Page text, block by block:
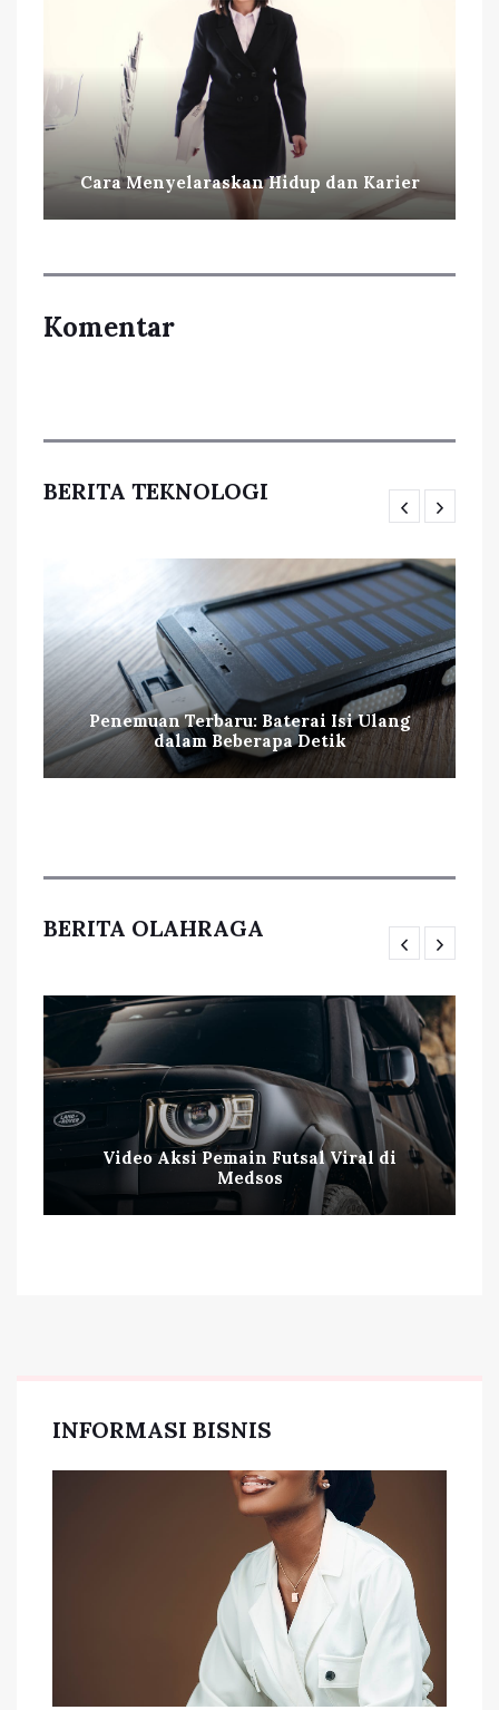
Cara Menyelaraskan Hidup dan Karier
Komentar
BERITA TEKNOLOGI
Penemuan Terbaru: Baterai Isi Ulang
dalam Beberapa Detik
BERITA OLAHRAGA
Video Aksi Pemain Futsal Viral di
Medsos
INFORMASI BISNIS